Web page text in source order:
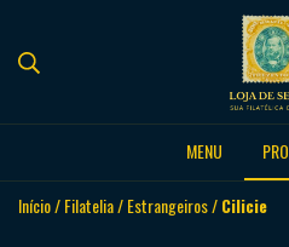
MENU
Início/Filatelia/Estrangeiros/Cilicie